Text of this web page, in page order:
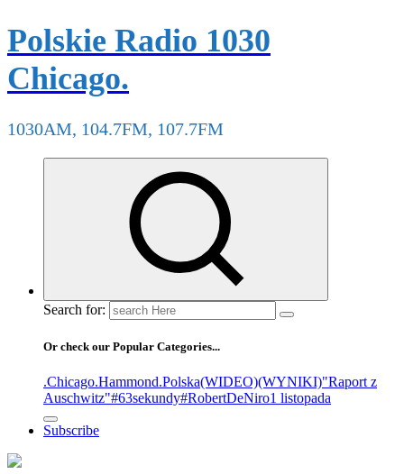
Polskie Radio 1030
Chicago.
1030AM, 104.7FM, 107.7FM
Search for:
Or check our Popular Categories...
.Chicago.Hammond.Polska(WIDEO)(WYNIKI)"Raport z
Auschwitz"#63sekundy#RobertDeNiro1 listopada
Subscribe